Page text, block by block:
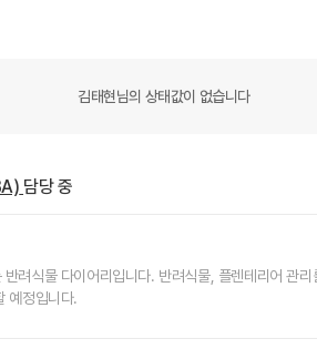
김태현님의 상태값이 없습니다
담당 중
반려식물 다이어리입니다. 반려식물, 플렌테리어 관
예정입니다.